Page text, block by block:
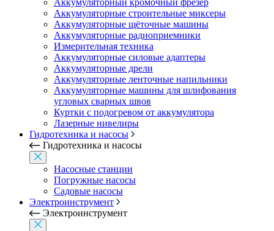
Аккумуляторный кромочный фрезер
Аккумуляторные строительные миксеры
Аккумуляторные щёточные машины
Аккумуляторные радиоприемники
Измерительная техника
Аккумуляторные силовые адаптеры
Аккумуляторные дрели
Аккумуляторные ленточные напильники
Аккумуляторные машины для шлифования
угловых сварных швов
Куртки с подогревом от аккумулятора
Лазерные нивелиры
Гидротехника и насосы
Гидротехника и насосы
Насосные станции
Погружные насосы
Садовые насосы
Электроинструмент
Электроинструмент